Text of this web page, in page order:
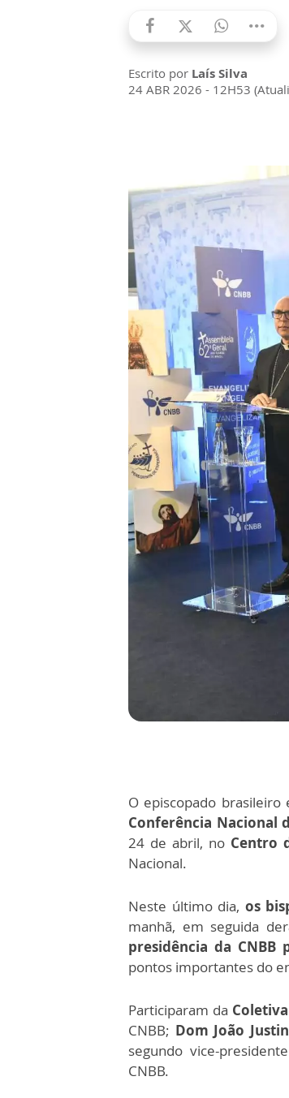
Escrito por Laís Silva
24 ABR 2026 - 12H53
O episcopado brasileiro
Conferência Nacional
24 de abril, no Centro
Nacional.
Neste último dia, os
manhã, em seguida
presidência da
pontos importantes do
Participaram da
CNBB; Dom João
segundo vice-
CNBB.